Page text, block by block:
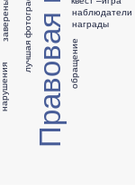
лучшая фотография
наблюдатели
награды
нарушения обращение